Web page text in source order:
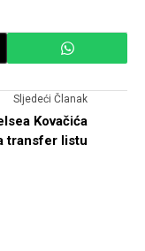
Sljedeći Članak
Kovačića
transfer listu